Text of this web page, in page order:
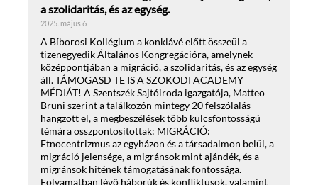
a szolidaritás, és az egység.
2025. május 6
A Bíborosi Kollégium a konklávé előtt összeül a
tizenegyedik Általános Kongregációra, amelynek
középpontjában a migráció, a szolidaritás, és az egység
áll. TÁMOGASD TE IS A SZOKODI ACADEMY
MÉDIÁT! A Szentszék Sajtóiroda igazgatója, Matteo
Bruni szerint a találkozón mintegy 20 felszólalás
hangzott el, a megbeszélések több kulcsfontosságú
témára összpontosítottak: MIGRÁCIÓ:
Etnocentrizmus az egyházon és a társadalmon belül, a
migráció jelensége, a migránsok mint ajándék, és a
migránsok hitének támogatásának fontossága.
Folyamatban lévő háborúk és konfliktusok, valamint